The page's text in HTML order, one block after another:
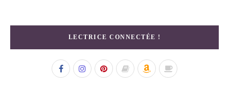
LECTRICE CONNECTÉE !